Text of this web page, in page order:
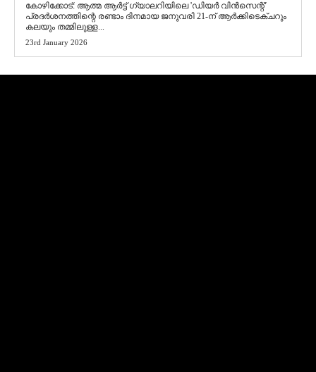
​കോഴിക്കോട്: ആത്മ ആർട്ട് ഗ്യാലറിയിലെ 'ഡിയർ വിൻസെന്റ്'
പ്രദർശനത്തിന്റെ രണ്ടാം ദിനമായ ജനുവരി 21-ന് ആർക്കിടെക്ചറും
കലയും തമ്മിലുള്ള...
23rd January 2026